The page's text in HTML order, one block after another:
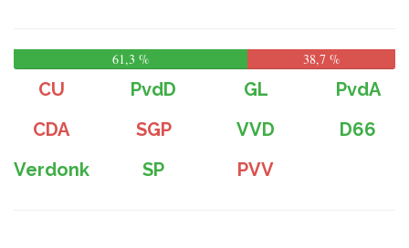
61,3 % 38,7 %
CU PvdD GL
PvdA
CDA
SGP VVD
D66
Verdonk
SP PVV